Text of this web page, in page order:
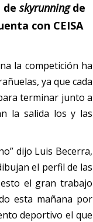
skyrunningde
con CEISA
la competición ha
ya que cada
terminar junto a
la salida los y las
dijo Luis Becerra,
el perfil de las
el gran trabajo
esta mañana por
deportivo el que